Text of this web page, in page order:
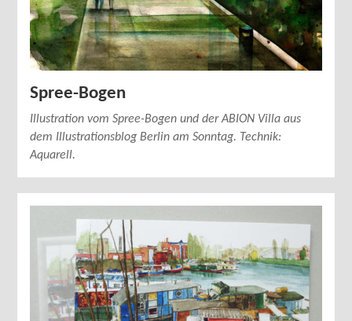
Spree-Bogen
Illustration vom Spree-Bogen und der ABION Villa aus
dem Illustrationsblog Berlin am Sonntag. Technik:
Aquarell.